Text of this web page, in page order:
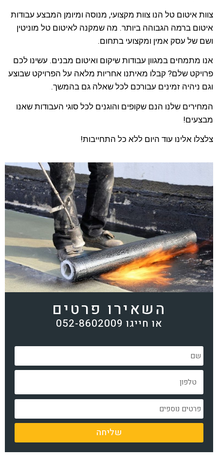
צוות איטום טל הנו צוות מקצועי, מנוסה ומיומן המבצע עבודות
איטום ברמה הגבוהה ביותר. מה שמקנה לאיטום טל מוניטין
ושם של עסק אמין ומקצועי בתחום.
אנו מתמחים במגוון עבודות שיקום ואיטום מבנים. עשינו לכם
פרויקט שלם? קבלו מאיתנו אחריות מלאה על הפרויקט שבוצע
וגם ניהיה זמינים עבורכם לכל שאלה גם בהמשך.
המחירים שלנו הנם שקופים והוגנים לכל סוגי העבודות שאנו
מבצעים!
צלצלו אלינו עוד היום ללא כל התחייבות!
השאירו פרטים
או חייגו 052-8602009
שליחה